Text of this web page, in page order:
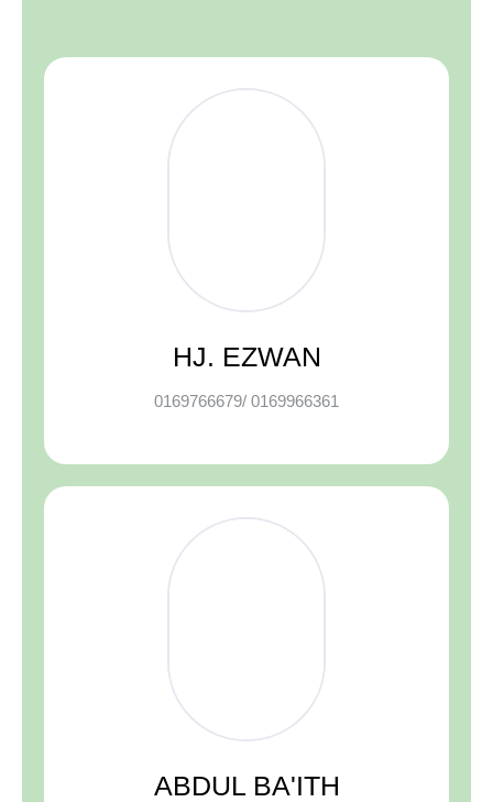
HJ. EZWAN
0169766679/ 0169966361
ABDUL BA'ITH